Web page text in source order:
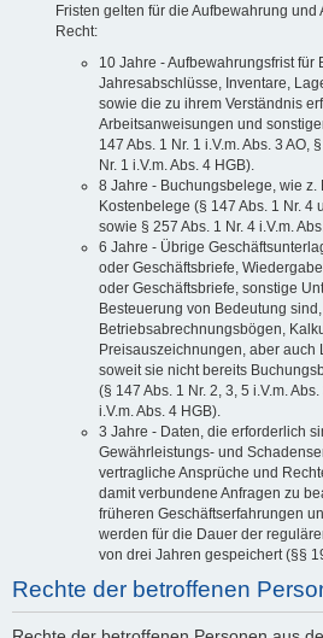
Fristen gelten für die Aufbewahrung
Recht:
10 Jahre - Aufbewahrungsfrist für
Jahresabschlüsse, Inventare,
sowie die zu ihrem Verständnis
Arbeitsanweisungen und
147 Abs. 1 Nr. 1 i.V.m. Abs. 3 AO,
Nr. 1 i.V.m. Abs. 4 HGB).
8 Jahre - Buchungsbelege, wie z.
Kostenbelege (§ 147 Abs. 1 Nr. 4
sowie § 257 Abs. 1 Nr. 4 i.V.m.
6 Jahre - Übrige
oder Geschäftsbriefe,
oder Geschäftsbriefe, sonstige
Besteuerung von Bedeutung
Betriebsabrechnungsbögen,
Preisauszeichnungen, aber
soweit sie nicht bereits
(§ 147 Abs. 1 Nr. 2, 3, 5 i.V.m.
i.V.m. Abs. 4 HGB).
3 Jahre - Daten, die erforderlich
Gewährleistungs- und
vertragliche Ansprüche und
damit verbundene Anfragen zu
früheren Geschäftserfahrungen
werden für die Dauer der
von drei Jahren gespeichert (§§
Rechte der betroffenen